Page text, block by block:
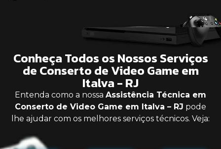
Conheça Todos os Nossos Serviços
de Conserto de Video Game em
Italva - RJ
Entenda como a nossa Assistência Técnica em
Conserto de Video Game em Italva – RJ pode
lhe ajudar com os melhores serviços técnicos. Veja: